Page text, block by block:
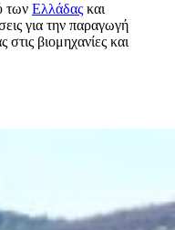
των Ελλάδας και
για την παραγωγή
στις βιομηχανίες και